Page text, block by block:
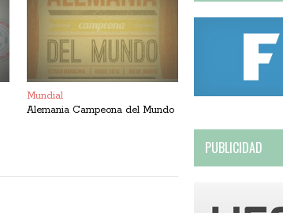
Mundial
Alemania Campeona del Mundo
PUBLICIDAD